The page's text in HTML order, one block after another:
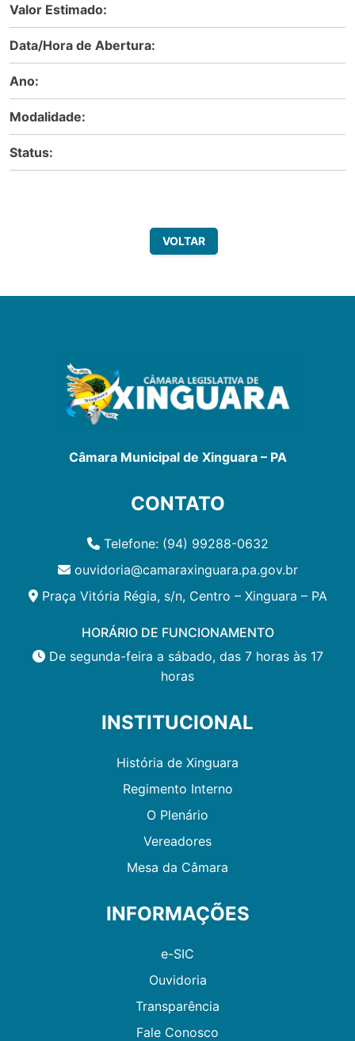
Valor Estimado:
Data/Hora de Abertura:
Ano:
Modalidade:
Status:
VOLTAR
Câmara Municipal de Xinguara – PA
CONTATO
Telefone: (94) 99288-0632
ouvidoria@camaraxinguara.pa.gov.br
Praça Vitória Régia, s/n, Centro – Xinguara – PA
HORÁRIO DE FUNCIONAMENTO
De segunda-feira a sábado, das 7 horas às 17
horas
INSTITUCIONAL
História de Xinguara
Regimento Interno
O Plenário
Vereadores
Mesa da Câmara
INFORMAÇÕES
e-SIC
Ouvidoria
Transparência
Fale Conosco